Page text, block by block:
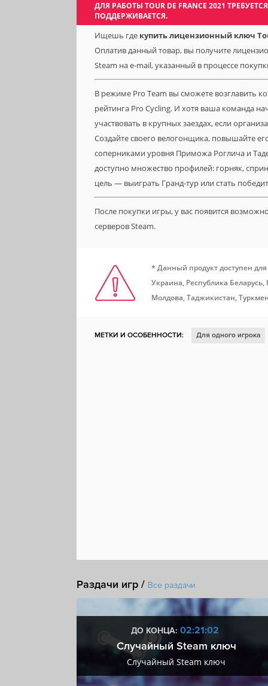
ДЛЯ РАБОТЫ TOUR DE FRANCE 2021
ПОДДЕРЖИВАЕТСЯ.
Ищешь где купить лицензионный ключ
Оплатив данный товар, вы получите
Steam на e-mail, указанный в процессе
В режиме Pro Team вы сможете возглавить
рейтинга Pro Cycling. И хотя ваша команда
участвовать в крупных заездах, если
Создайте своего велогонщика, повышайте
соперниками уровня Приможа Роглича и
доступно множество профилей: горняк,
цель — выиграть Гранд-тур или стать
После покупки игры, у вас появится
серверов Steam.
* Данный продукт доступен
Украина, Республика
Молдова, Таджикистан,
МЕТКИ И ОСОБЕННОСТИ: Для одного игрока
Раздачи игр / Все раздачи
ДО КОНЦА: 02:21:01
Случайный Steam ключ
Случайный Steam ключ